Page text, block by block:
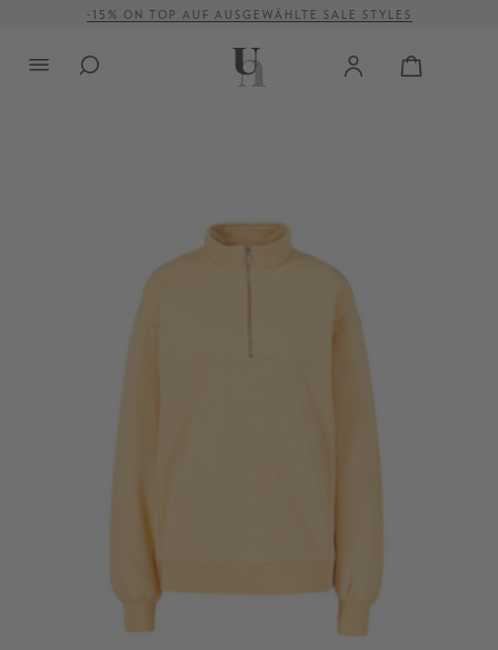
springen-15% ON TOP AUF AUSGEWÄHLTE SALE STYLES